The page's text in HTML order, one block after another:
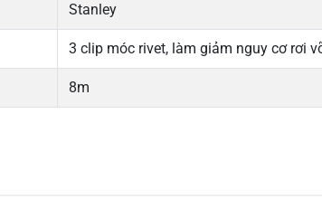
Stanley
3 clip móc rivet, làm giảm nguy cơ rơi
8m